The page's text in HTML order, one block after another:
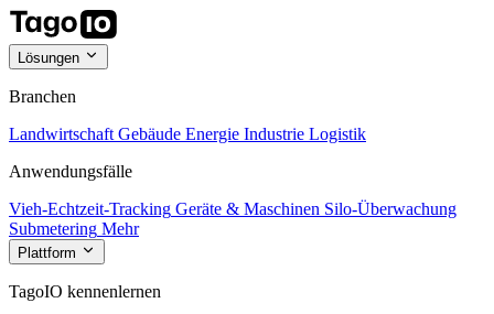
Lösungen
Branchen
Landwirtschaft Gebäude Energie Industrie Logistik
Anwendungsfälle
Vieh-Echtzeit-Tracking Geräte & Maschinen Silo-Überwachung
Submetering Mehr
Plattform
TagoIO kennenlernen